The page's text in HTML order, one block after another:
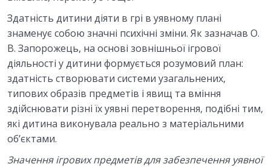
Здатність дитини діяти в грі в уявному плані
знаменує собою значні психічні зміни. Як зазначав О.
В. Запорожець, на основі зовнішньої ігрової
діяльності у дитини формується розумовий план:
здатність створювати системи узагальнених,
типових образів предметів і явищ та вміння
здійснювати різні їх уявні перетворення, подібні тим,
які дитина виконувала реально з матеріальними
об’єктами.
Значення ігрових предметів для забезпечення уявної